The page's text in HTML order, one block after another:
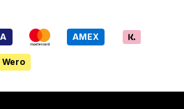
AMEX
Wero